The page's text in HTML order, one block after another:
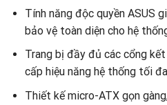
Tính năng độc quyền ASUS
bảo vệ toàn diện cho hệ
Trang bị đầy đủ các cổng
cấp hiệu năng hệ thống tối
Thiết kế micro-ATX gọn